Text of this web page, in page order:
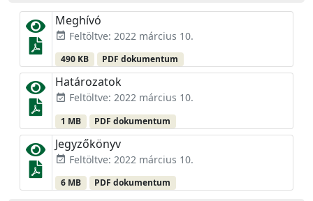
Meghívó
event_available Feltöltve: 2022 március 10.
490 KB PDF dokumentum
Határozatok
event_available Feltöltve: 2022 március 10.
1 MB PDF dokumentum
Jegyzőkönyv
event_available Feltöltve: 2022 március 10.
6 MB PDF dokumentum